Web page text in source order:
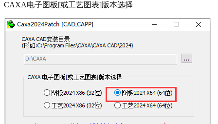
CAXA电子图板[或工艺图表]版本选择